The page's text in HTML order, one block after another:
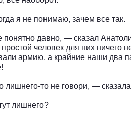
я не понимаю, зачем все так.
давно, — сказал
человек для них ничего
армию, а крайние наши два
то не говори, —
лишнего?